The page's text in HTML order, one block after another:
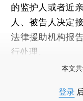
的监护人或者近
人、被告人决定
法律援助机构报
行处理。
本文
登录